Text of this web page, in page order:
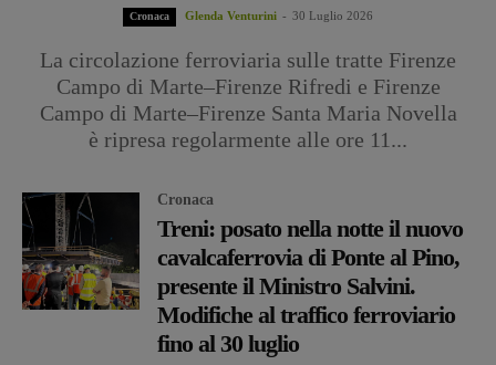
Cronaca Glenda Venturini - 30 Luglio 2026
La circolazione ferroviaria sulle tratte Firenze
Campo di Marte–Firenze Rifredi e Firenze
Campo di Marte–Firenze Santa Maria Novella
è ripresa regolarmente alle ore 11...
Cronaca
Treni: posato nella notte il nuovo
cavalcaferrovia di Ponte al Pino,
presente il Ministro Salvini.
Modifiche al traffico ferroviario
fino al 30 luglio